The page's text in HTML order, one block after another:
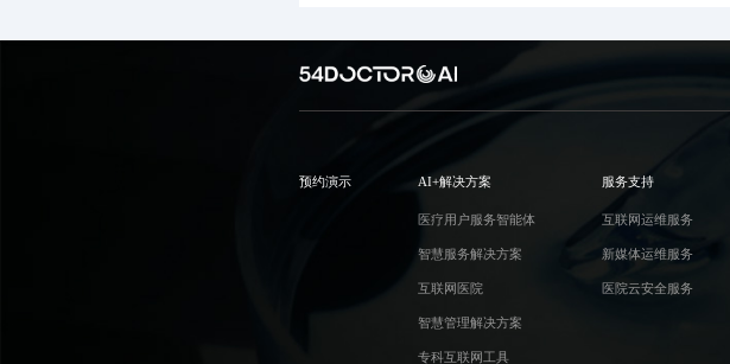
预约演示 AI+解决方案
医疗用户服务智能体
智慧服务解决方案
互联网医院
智慧管理解决方案
专科互联网工具
服务支持
互联网运维服务
新媒体运维服务
医院云安全服务